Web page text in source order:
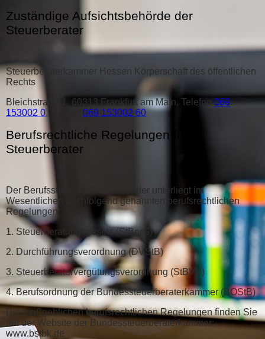
Zuständige Aufsichtsbehörde der
Steuerberater
Steuerberaterkammer Hessen Körperschaft des öffentlichen
Rechts
Bleichstraße 1, 60313 Frankfurt am Main, Telefon069
153002 0, Telefax 069 153002 60
Berufsrechtliche Regelungen für
Steuerberater
Der Berufsstand der Steuerberater unterliegt im
Wesentlichen nachfolgend genannten berufsrechtlichen
Regelungen:
1. Steuerberatungsgesetz (StBerG)
2. Durchführungsverordnung (DVStB)
3. Steuerberatervergütungsverordnung (StBVV)
4. Berufsordnung der Bundessteuerberaterkammer (BOStB)
Die maßgeblichen berufsrechtlichen Regelungen finden Sie
auf der Website der Bundessteuerberaterkammer:
www.bstbk.de